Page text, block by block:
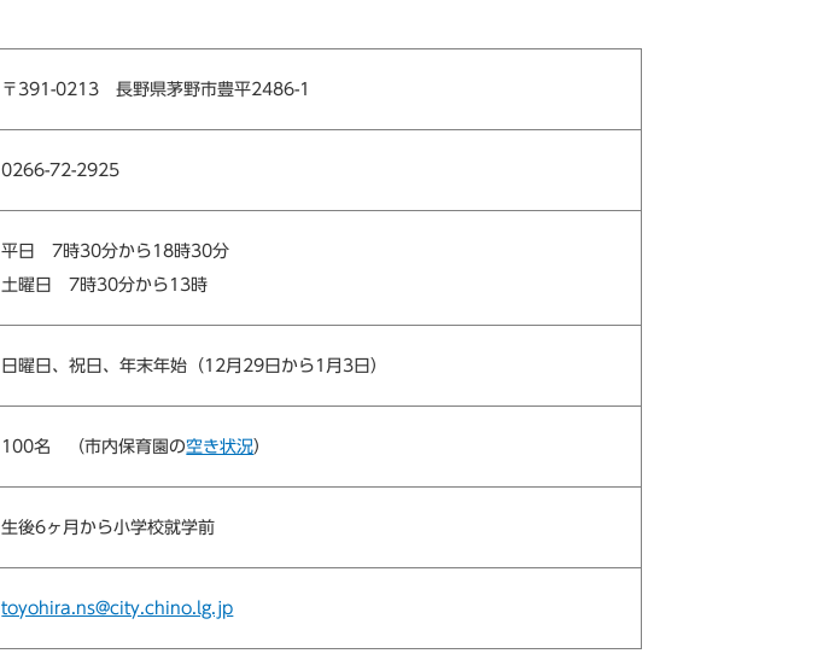
〒391-0213 長野県茅野市豊平2486-1
0266-72-2925
平日 7時30分から18時30分
土曜日 7時30分から13時
日曜日、祝日、年末年始（12月29日から1月3日）
100名 （市内保育園の空き状況）
生後6ヶ月から小学校就学前
toyohira.ns@city.chino.lg.jp